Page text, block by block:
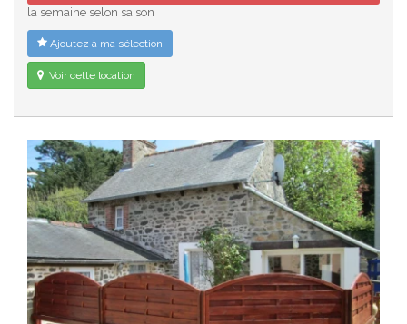
la semaine selon saison
Ajoutez à ma sélection
Voir cette location